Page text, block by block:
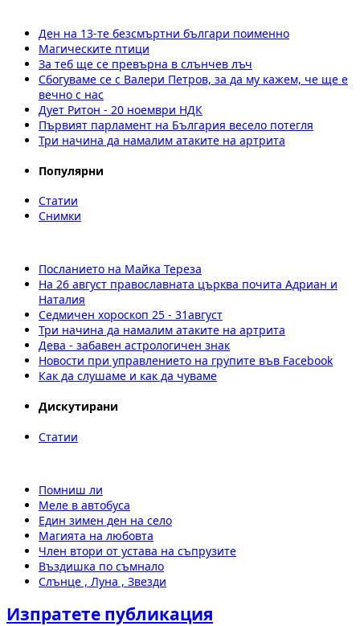
Ден на 13-те безсмъртни българи поименно
Магическите птици
За теб ще се превърна в слънчев лъч
Сбогуваме се с Валери Петров, за да му кажем, че ще е
вечно с нас
Дует Ритон - 20 ноември НДК
Първият парламент на България весело потегля
Три начина да намалим атаките на артрита
Популярни
Статии
Снимки
Посланието на Майка Тереза
На 26 август православната църква почита Адриан и
Наталия
Седмичен хороскоп 25 - 31август
Три начина да намалим атаките на артрита
Дева - забавен астрологичен знак
Новости при управлението на групите във Facebook
Как да слушаме и как да чуваме
Дискутирани
Статии
Помниш ли
Меле в автобуса
Един зимен ден на село
Магията на любовта
Член втори от устава на съпрузите
Въздишка по съмнало
Слънце , Луна , Звезди
Изпратете публикация